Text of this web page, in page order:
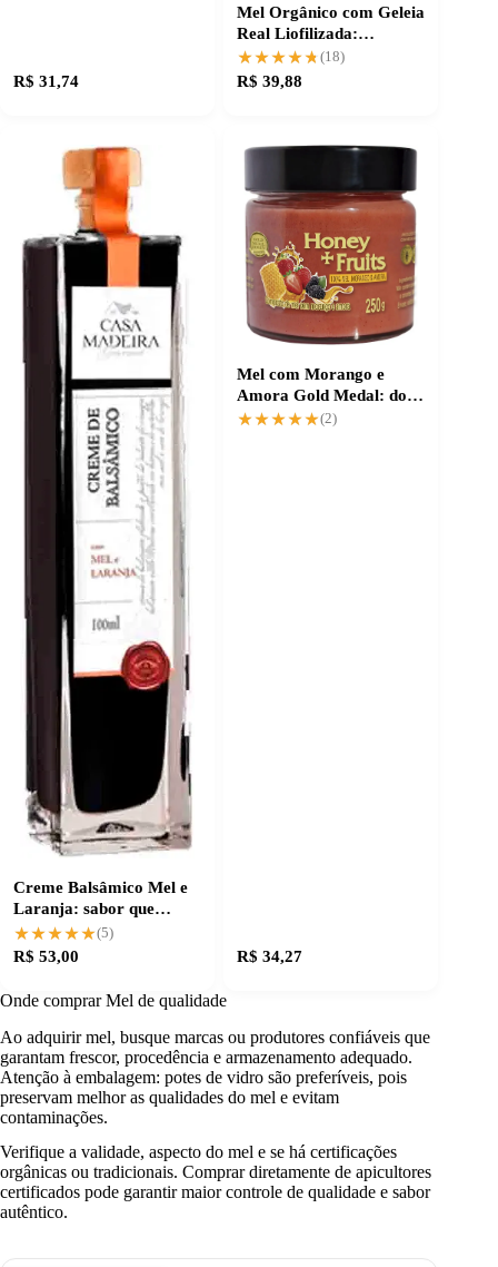
R$ 31,74
Mel Orgânico com Geleia
Real Liofilizada:
Nutrição Extra para sua
Saúde
★★★★★
★★★★★(18)
R$ 39,88
Creme Balsâmico Mel e
Laranja: sabor que
transforma receitas
★★★★★
★★★★★(5)
R$ 53,00
Mel com Morango e
Amora Gold Medal: doce
natural sem açúcar
★★★★★
★★★★★(2)
R$ 34,27
Onde comprar Mel de qualidade
Ao adquirir mel, busque marcas ou produtores confiáveis que
garantam frescor, procedência e armazenamento adequado.
Atenção à embalagem: potes de vidro são preferíveis, pois
preservam melhor as qualidades do mel e evitam
contaminações.
Verifique a validade, aspecto do mel e se há certificações
orgânicas ou tradicionais. Comprar diretamente de apicultores
certificados pode garantir maior controle de qualidade e sabor
autêntico.